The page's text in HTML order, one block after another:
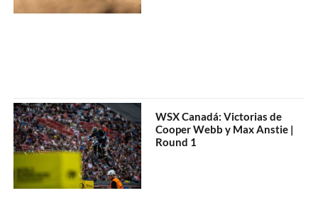
WSX Canadá: Victorias de
Cooper Webb y Max Anstie |
Round 1